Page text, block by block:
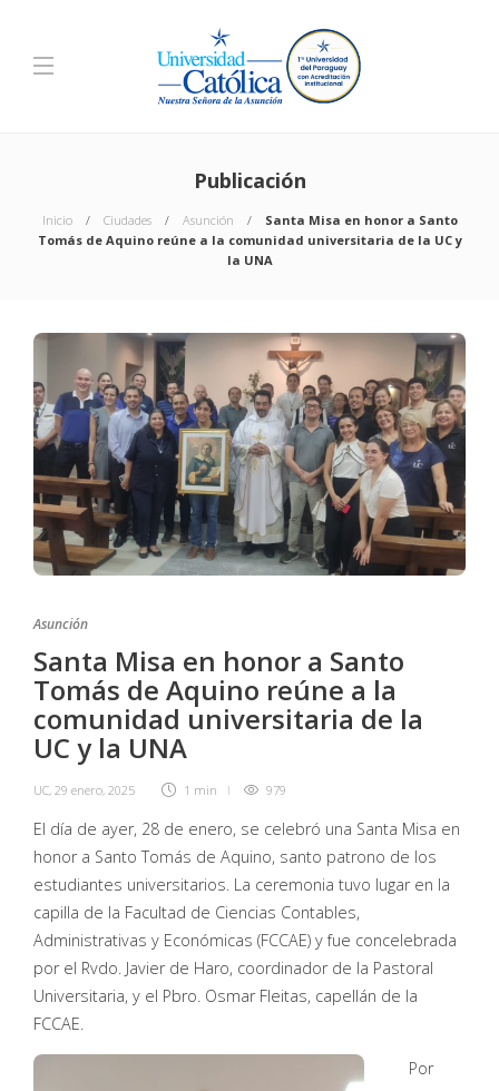
Publicación
Inicio Ciudades Asunción
Santa Misa en honor a Santo
Tomás de Aquino reúne a la comunidad universitaria de la UC y
la UNA
Asunción
Santa Misa en honor a Santo
Tomás de Aquino reúne a la
comunidad universitaria de la
UC y la UNA
UC, 29 enero, 2025 1 min 979
El día de ayer, 28 de enero, se celebró una Santa Misa en
honor a Santo Tomás de Aquino, santo patrono de los
estudiantes universitarios. La ceremonia tuvo lugar en la
capilla de la Facultad de Ciencias Contables,
Administrativas y Económicas (FCCAE) y fue concelebrada
por el Rvdo. Javier de Haro, coordinador de la Pastoral
Universitaria, y el Pbro. Osmar Fleitas, capellán de la
FCCAE.
Por